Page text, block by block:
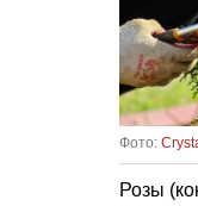
Фото:
Розы